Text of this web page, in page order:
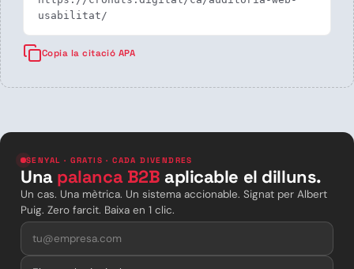
usabilitat/
Copia la citació APA
SENYAL · GRATIS · CADA DIVENDRES
Una palanca B2B aplicable el dilluns.
Un cas. Una mètrica. Un sistema accionable. Signat per Albert
Puig. Zero farcit. Baixa en 1 clic.